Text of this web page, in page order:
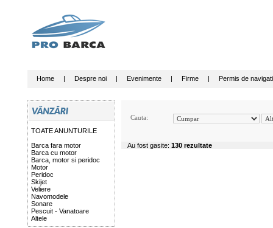
Home | Despre noi | Evenimente | Firme | Permis de
TOATE ANUNTURILE
Barca fara motor
Barca cu motor
Barca, motor si peridoc
Motor
Peridoc
Skijet
Veliere
Navomodele
Sonare
Pescuit - Vanatoare
Altele
Cauta:
Au fost gasite: 130 rezultate